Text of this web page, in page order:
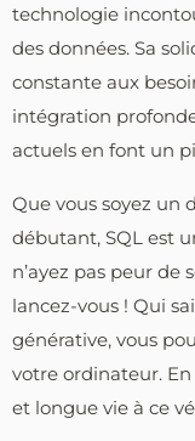
technologie
des données. Sa
constante aux
intégration
actuels en font un
Que vous soyez un
débutant, SQL est
n’ayez pas peur de
lancez-vous ! Qui
générative, vous
votre ordinateur.
et longue vie à ce